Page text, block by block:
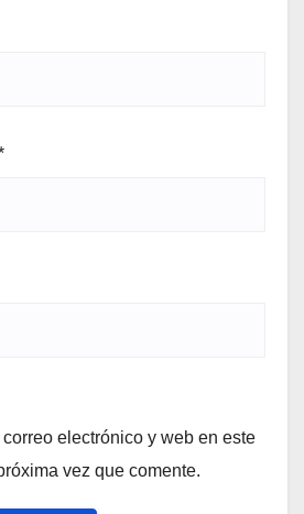
electrónico y web en este
vez que comente.